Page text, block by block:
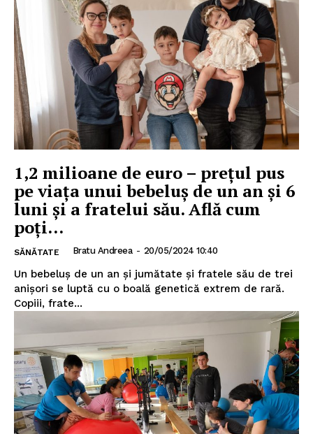
1,2 milioane de euro – prețul pus
pe viața unui bebeluș de un an și 6
luni și a fratelui său. Află cum
poți...
SĂNĂTATE Bratu Andreea - 20/05/2024 10:40
Un bebeluș de un an și jumătate și fratele său de trei
anișori se luptă cu o boală genetică extrem de rară.
Copiii, frate...